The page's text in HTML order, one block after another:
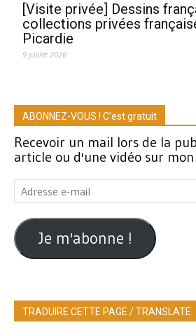
[Visite privée] Dessins
collections privées
Picardie
9 juillet 2026
ABONNEZ-VOUS ! C'est gratuit
Recevoir un mail lors de la
article ou d'une vidéo sur mon
Adresse
e-
mail
Je m'abonne !
TRADUIRE CETTE PAGE / TRANSLATE